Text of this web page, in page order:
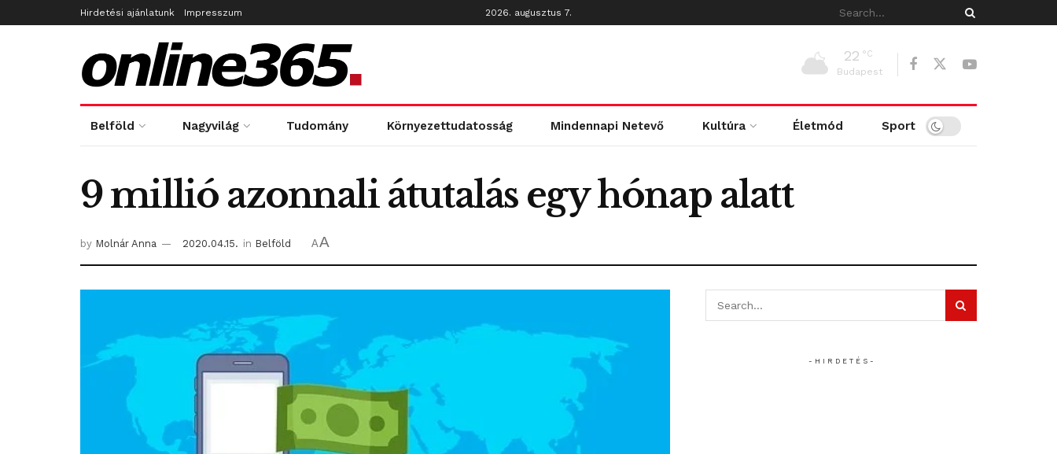
Hirdetési ajánlatunk Impresszum 2026. augusztus 7.
22 °C
Budapest
Belföld Nagyvilág Tudomány Környezettudatosság Mindennapi Netevő Kultúra Életmód Sport
9 millió azonnali átutalás egy hónap alatt
by Molnár Anna 2020.04.15. in Belföld AA
- H I R D E T É S -